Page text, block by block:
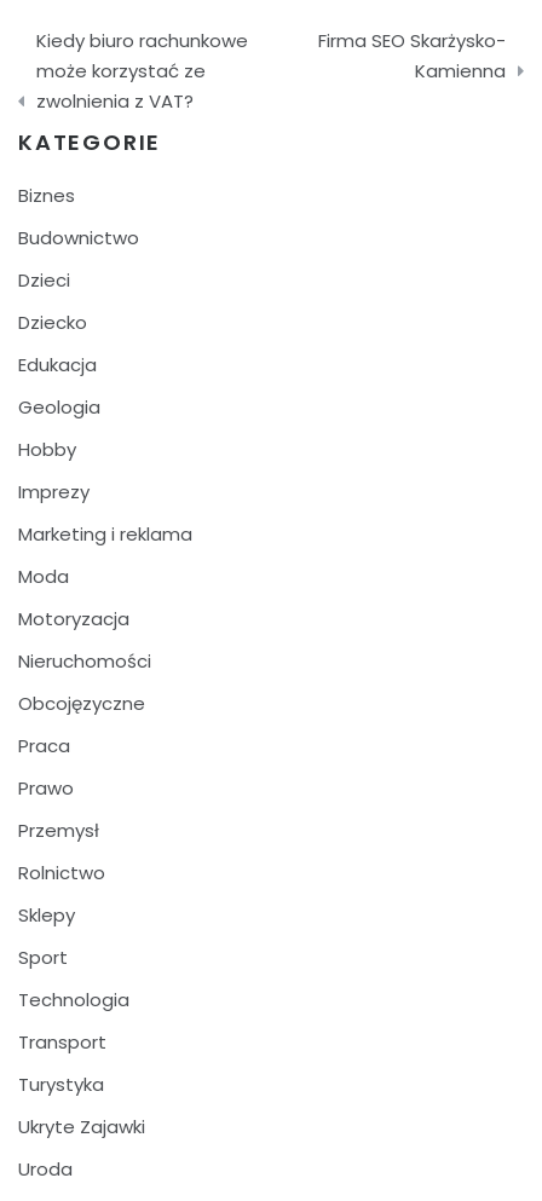
Nawigacja
wpisu
Kiedy biuro rachunkowe
może korzystać ze
zwolnienia z VAT?
Firma SEO Skarżysko-
Kamienna
KATEGORIE
Biznes
Budownictwo
Dzieci
Dziecko
Edukacja
Geologia
Hobby
Imprezy
Marketing i reklama
Moda
Motoryzacja
Nieruchomości
Obcojęzyczne
Praca
Prawo
Przemysł
Rolnictwo
Sklepy
Sport
Technologia
Transport
Turystyka
Ukryte Zajawki
Uroda